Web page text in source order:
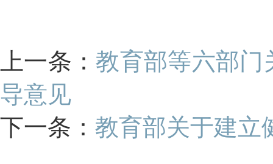
上一条：教育部等六部门
导意见
下一条： 教育部关于建立